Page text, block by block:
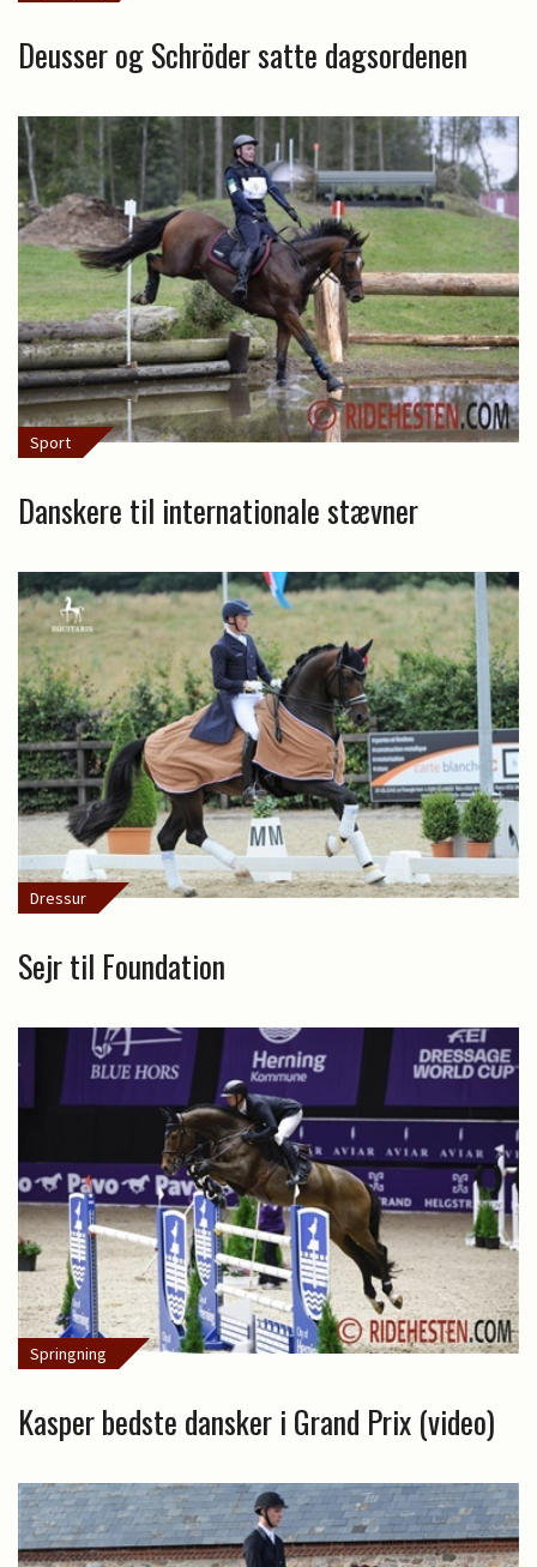
Deusser og Schröder satte dagsordenen
Sport
Danskere til internationale stævner
Dressur
Sejr til Foundation
Springning
Kasper bedste dansker i Grand Prix (video)